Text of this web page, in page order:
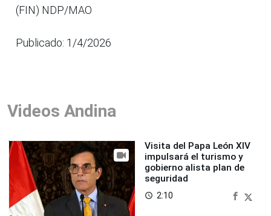
(FIN) NDP/MAO
Publicado: 1/4/2026
Videos Andina
Visita del Papa León XIV
impulsará el turismo y
gobierno alista plan de
seguridad
access_time 2:10